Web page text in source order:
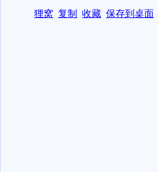
狸窝 复制 收藏 保存到桌面